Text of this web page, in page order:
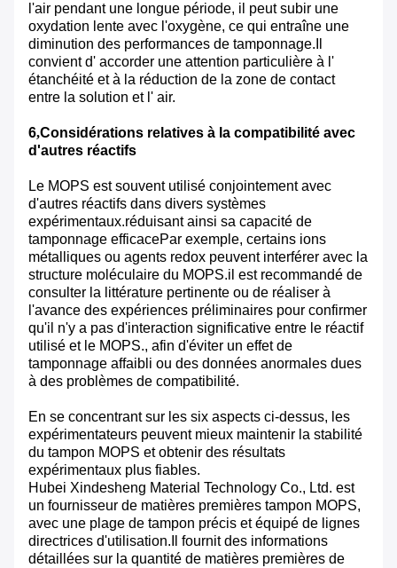
l'air pendant une longue période, il peut subir une
oxydation lente avec l'oxygène, ce qui entraîne une
diminution des performances de tamponnage.Il
convient d' accorder une attention particulière à l'
étanchéité et à la réduction de la zone de contact
entre la solution et l' air.
6,Considérations relatives à la compatibilité avec
d'autres réactifs
Le MOPS est souvent utilisé conjointement avec
d'autres réactifs dans divers systèmes
expérimentaux.réduisant ainsi sa capacité de
tamponnage efficacePar exemple, certains ions
métalliques ou agents redox peuvent interférer avec la
structure moléculaire du MOPS.il est recommandé de
consulter la littérature pertinente ou de réaliser à
l'avance des expériences préliminaires pour confirmer
qu'il n'y a pas d'interaction significative entre le réactif
utilisé et le MOPS., afin d'éviter un effet de
tamponnage affaibli ou des données anormales dues
à des problèmes de compatibilité.
En se concentrant sur les six aspects ci-dessus, les
expérimentateurs peuvent mieux maintenir la stabilité
du tampon MOPS et obtenir des résultats
expérimentaux plus fiables.
Hubei Xindesheng Material Technology Co., Ltd. est
un fournisseur de matières premières tampon MOPS,
avec une plage de tampon précis et équipé de lignes
directrices d'utilisation.Il fournit des informations
détaillées sur la quantité de matières premières de